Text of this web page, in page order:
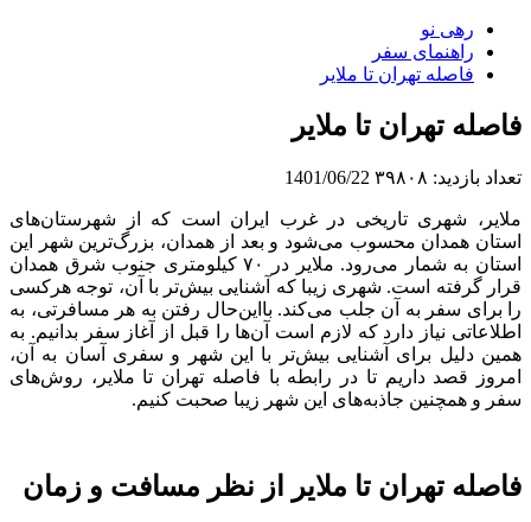
رهی نو
راهنمای سفر
فاصله تهران تا ملایر
فاصله تهران تا ملایر
تعداد بازدید: ۳۹۸۰۸ 1401/06/22
ملایر، شهر‌ی تاریخی در غرب ایران است که از شهرستان‌ها‌ی
استان همدان محسوب می‌شود و بعد از همدان، بزرگ‌ترین شهر این
استان به شمار می‌رود. ملایر در ۷۰ کیلومتر‌ی جنوب شرق همدان
قرار گرفته است. شهر‌ی زیبا که آشنا‌یی بیش‌تر با آن، توجه هرکسی
را برای سفر به آن جلب می‌کند. بااین‌حال رفتن به هر مسافرتی، به
اطلاعاتی نیاز دارد که لازم است آن‌ها را قبل از آغاز سفر بدانیم. به
همین دلیل برای آشنا‌یی بیش‌تر با این شهر و سفر‌ی آسان به آن،
امروز قصد داریم تا در رابطه با فاصله تهران تا ملایر، روش‌ها‌ی
سفر و همچنین جاذبه‌ها‌ی این شهر زیبا صحبت کنیم.
فاصله تهران تا ملایر از نظر مسافت و زمان